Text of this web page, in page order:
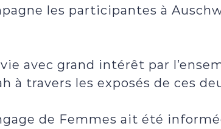
les participantes à
avec grand intérêt par
à travers les exposés de ces
de Femmes ait été